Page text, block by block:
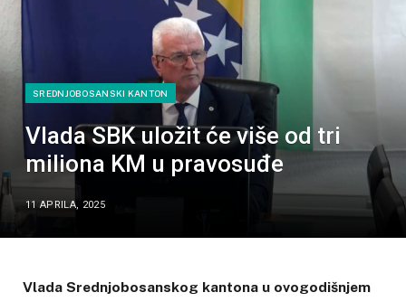
SREDNJOBOSANSKI KANTON
Vlada SBK uložit će više od tri
miliona KM u pravosuđe
11 APRILA, 2025
Vlada Srednjobosanskog kantona u ovogodišnjem